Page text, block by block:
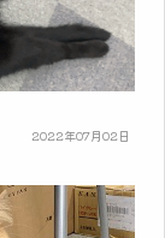
2022年07月02日